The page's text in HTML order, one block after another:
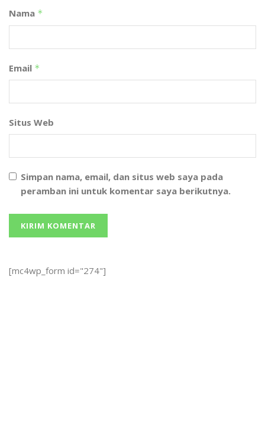
Nama *
Email *
Situs Web
Simpan nama, email, dan situs web saya pada
peramban ini untuk komentar saya berikutnya.
[mc4wp_form id="274"]